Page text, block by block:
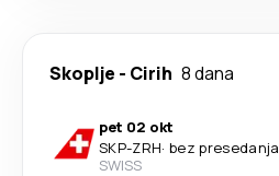
Skoplje - Cirih 8 dana
pet 02 okt
SKP-ZRH· bez presedanja
SWISS